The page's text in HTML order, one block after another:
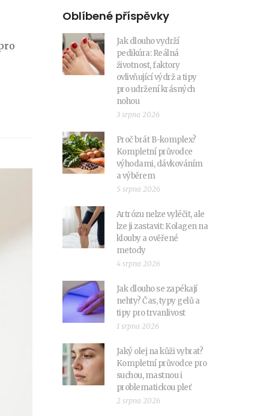
Oblíbené příspěvky
Jak dlouho vydrží
pedikúra: Reálná
životnost, faktory
ovlivňující výdrž a tipy
pro udržení krásných
nohou
3 srpna 2026
Proč brát B-komplex?
Kompletní průvodce
výhodami, dávkováním
a výběrem
5 srpna 2026
Artrózu nelze vyléčit, ale
lze ji zastavit: Kolagen na
klouby a ověřené
metody
4 srpna 2026
Jak dlouho se zapékají
nehty? Čas, typy gelů a
tipy pro trvanlivost
1 srpna 2026
Jaký olej na kůži vybrat?
Kompletní průvodce pro
suchou, mastnou i
problematickou pleť
2 srpna 2026